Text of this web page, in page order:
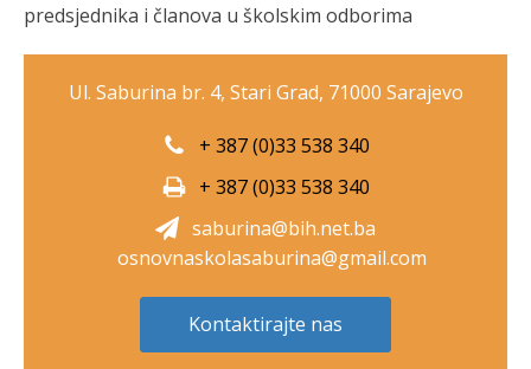
predsjednika i članova u školskim odborima
Ul. Saburina br. 4, Stari Grad, 71000 Sarajevo
+ 387 (0)33 538 340
+ 387 (0)33 538 340
saburina@bih.net.ba
osnovnaskolasaburina@gmail.com
Kontaktirajte nas